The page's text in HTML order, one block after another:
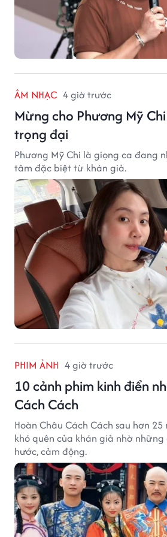
ÂM NHẠC 4 giờ trước
Mừng cho Phương Mỹ
trọng đại
Phương Mỹ Chi là giọng ca đang
tâm đặc biệt từ khán giả.
PHIM ẢNH 4 giờ trước
10 cảnh phim kinh điển
Cách Cách
Hoàn Châu Cách Cách sau hơn
khó quên của khán giả nhờ
hước, cảm động.